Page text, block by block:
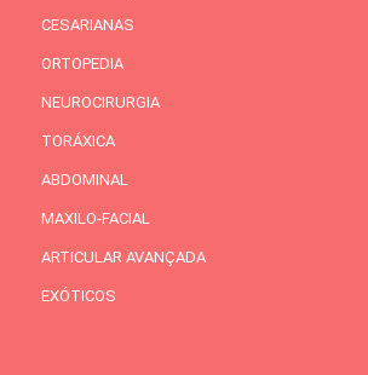
CESARIANAS
ORTOPEDIA
NEUROCIRURGIA
TORÁXICA
ABDOMINAL
MAXILO-FACIAL
ARTICULAR AVANÇADA
EXÓTICOS